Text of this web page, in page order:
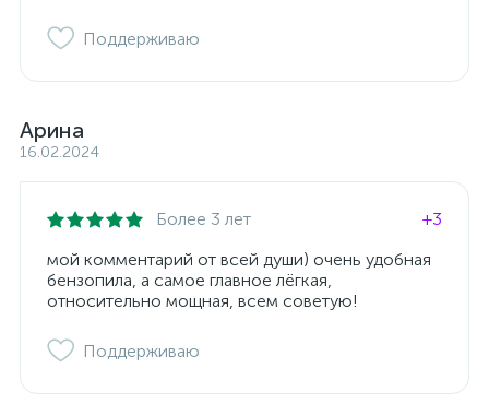
Поддерживаю
Арина
16.02.2024
Более 3 лет
+3
мой комментарий от всей души) очень удобная
бензопила, а самое главное лёгкая,
относительно мощная, всем советую!
Поддерживаю